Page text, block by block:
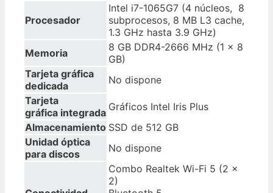
Procesador
Intel i7-1065G7 (4 núcleos, 8
subprocesos, 8 MB L3 cache,
1.3 GHz hasta 3.9 GHz)
Memoria
8 GB DDR4-2666 MHz (1 x 8
GB)
Tarjeta gráfica
dedicada
No dispone
Tarjeta
gráfica integrada Gráficos Intel Iris Plus
Almacenamiento SSD de 512 GB
Unidad óptica
para discos
No dispone
Combo Realtek Wi-Fi 5 (2 x
2)